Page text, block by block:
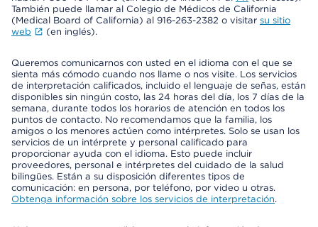
También puede llamar al Colegio de Médicos de California
(Medical Board of California) al 916-263-2382 o visitar su sitio
web
(en inglés).
Queremos comunicarnos con usted en el idioma con el que se
sienta más cómodo cuando nos llame o nos visite. Los servicios
de interpretación calificados, incluido el lenguaje de señas, están
disponibles sin ningún costo, las 24 horas del día, los 7 días de la
semana, durante todos los horarios de atención en todos los
puntos de contacto. No recomendamos que la familia, los
amigos o los menores actúen como intérpretes. Solo se usan los
servicios de un intérprete y personal calificado para
proporcionar ayuda con el idioma. Esto puede incluir
proveedores, personal e intérpretes del cuidado de la salud
bilingües. Están a su disposición diferentes tipos de
comunicación: en persona, por teléfono, por video u otras.
Obtenga información sobre los servicios de interpretación.